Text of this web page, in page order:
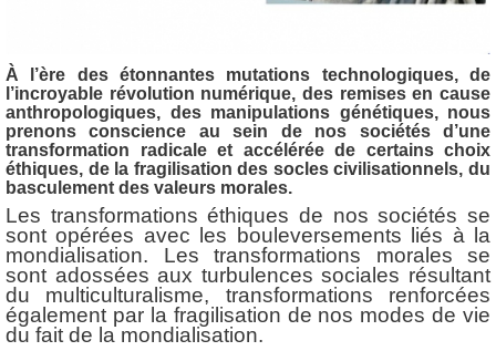
À l’ère des étonnantes mutations technologiques, de
l’incroyable révolution numérique, des remises en cause
anthropologiques, des manipulations génétiques, nous
prenons conscience au sein de nos sociétés d’une
transformation radicale et accélérée de certains choix
éthiques, de la fragilisation des socles civilisationnels, du
basculement des valeurs morales.
Les transformations éthiques de nos sociétés se
sont opérées avec les bouleversements liés à la
mondialisation. Les transformations morales se
sont adossées aux turbulences sociales résultant
du multiculturalisme, transformations renforcées
également par la fragilisation de nos modes de vie
du fait de la mondialisation.